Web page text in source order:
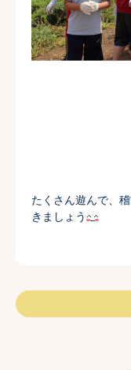
たくさん遊んで、
きましょう